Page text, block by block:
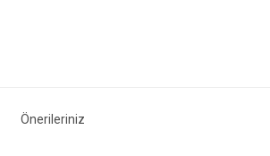
Önerileriniz